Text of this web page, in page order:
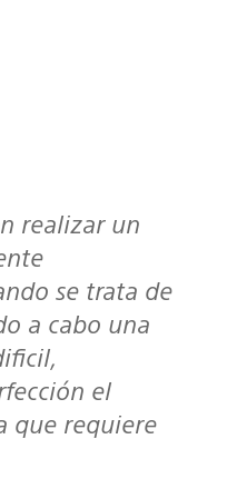
se trata de
a cabo una
el
que requiere